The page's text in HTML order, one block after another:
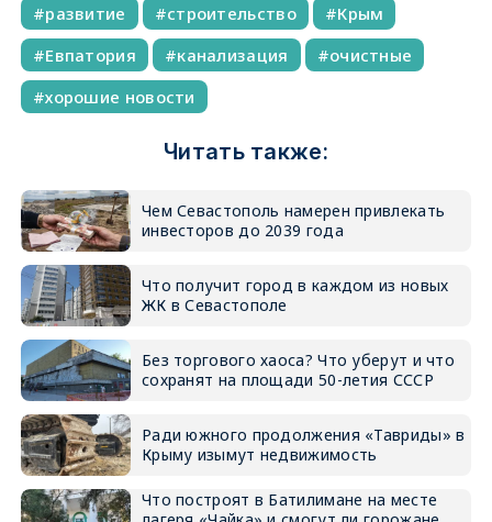
развитие строительство
Крым
Евпатория
канализация
очистные
хорошие новости
Читать также:
Чем Севастополь намерен привлекать
инвесторов до 2039 года
Что получит город в каждом из новых
ЖК в Севастополе
Без торгового хаоса? Что уберут и что
сохранят на площади 50-летия СССР
Ради южного продолжения «Тавриды» в
Крыму изымут недвижимость
Что построят в Батилимане на месте